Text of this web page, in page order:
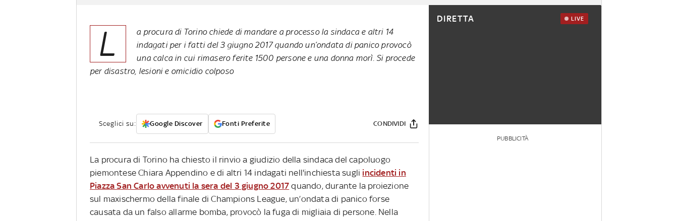
L
a procura di Torino chiede di mandare a processo la sindaca e altri 14
indagati per i fatti del 3 giugno 2017 quando un’ondata di panico provocò
una calca in cui rimasero ferite 1500 persone e una donna morì. Si procede
per disastro, lesioni e omicidio colposo
Sceglici su: Google Discover Fonti Preferite CONDIVIDI
La procura di Torino ha chiesto il rinvio a giudizio della sindaca del capoluogo
piemontese Chiara Appendino e di altri 14 indagati nell'inchiesta sugli incidenti in
Piazza San Carlo avvenuti la sera del 3 giugno 2017 quando, durante la proiezione
sul maxischermo della finale di Champions League, un’ondata di panico forse
causata da un falso allarme bomba, provocò la fuga di migliaia di persone. Nella
DIRETTA LIVE
PUBBLICITÀ